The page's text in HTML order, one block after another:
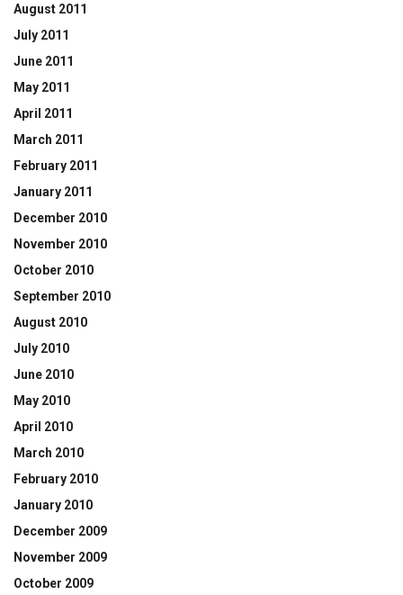
August 2011
July 2011
June 2011
May 2011
April 2011
March 2011
February 2011
January 2011
December 2010
November 2010
October 2010
September 2010
August 2010
July 2010
June 2010
May 2010
April 2010
March 2010
February 2010
January 2010
December 2009
November 2009
October 2009